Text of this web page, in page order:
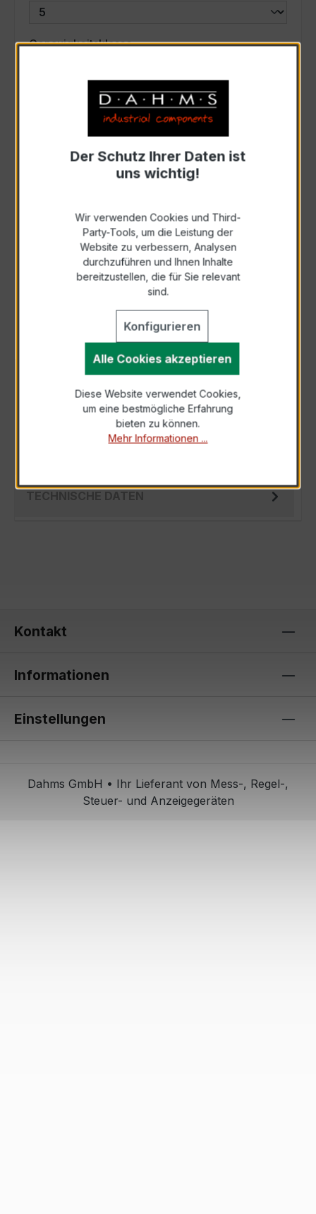
Genauigkeitsklasseauswählen
Scheinleistung (VA)auswählen
Auswahl zurücksetzen
Anfrage schriftlich
Als PDF exportieren
Der EASKD 31.8 3x200/5A 10VA Kl.0,5 ist ein
kompakter, hochpräziser
Verrechnungsstromwandler der bewährten
TECHNISCHE DATEN
Kontakt
Informationen
Einstellungen
Dahms GmbH • Ihr Lieferant von Mess-, Regel-,
Steuer- und Anzeigegeräten
Der Schutz Ihrer Daten ist
uns wichtig!
Wir verwenden Cookies und Third-
Party-Tools, um die Leistung der
Website zu verbessern, Analysen
durchzuführen und Ihnen Inhalte
bereitzustellen, die für Sie relevant
sind.
Konfigurieren
Alle Cookies akzeptieren
Diese Website verwendet Cookies,
um eine bestmögliche Erfahrung
bieten zu können.
Mehr Informationen ...